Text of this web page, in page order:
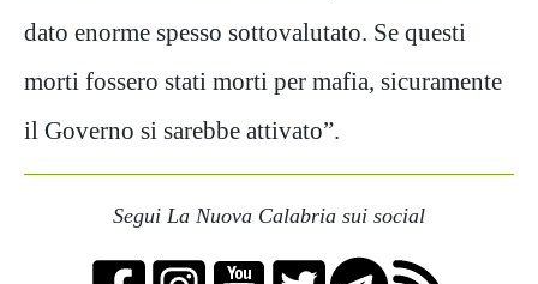
dato enorme spesso sottovalutato. Se questi
morti fossero stati morti per mafia, sicuramente
il Governo si sarebbe attivato”.
Segui La Nuova Calabria sui social